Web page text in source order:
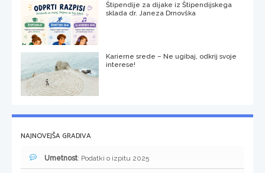
Štipendije za dijake iz Štipendijskega
sklada dr. Janeza Drnovška
Karierne srede – Ne ugibaj, odkrij svoje
interese!
NAJNOVEJŠA GRADIVA
Umetnost: Podatki o izpitu 2025